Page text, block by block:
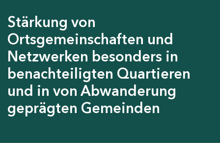
Stärkung von
Ortsgemeinschaften und
Netzwerken besonders in
benachteiligten Quartieren
und in von Abwanderung
geprägten Gemeinden